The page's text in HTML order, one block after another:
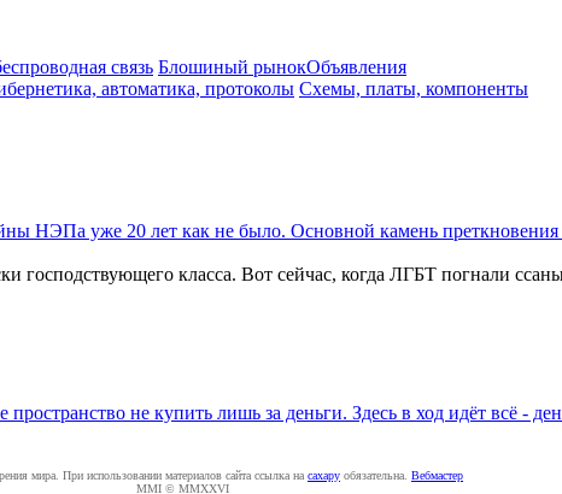
связь Блошиный рынокОбъявления
автоматика, протоколы Схемы, платы, компоненты
НЭПа уже 20 лет как не было. Основной камень
господствующего класса. Вот сейчас, когда ЛГБТ погнали
не купить лишь за деньги. Здесь в ход идёт всё -
мира. При использовании материалов сайта ссылка на caxapу обязательна. Вебмастер
MMI © MMXXVI